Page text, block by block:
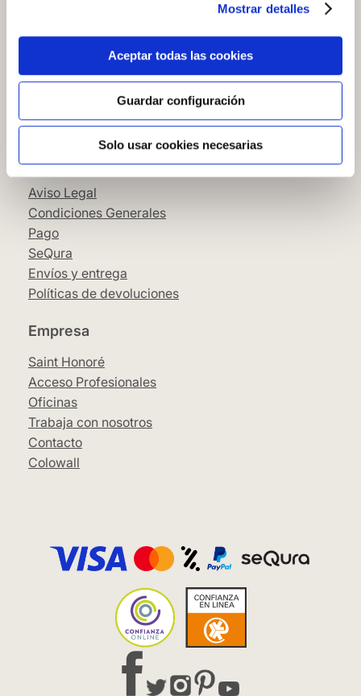
Mostrar detalles
Aceptar todas las cookies
Guardar configuración
Solo usar cookies necesarias
Cómo colocar papel pintado
Simbología del papel pintado
Política de privacidad
Guía de compra
Aviso Legal
Condiciones Generales
Pago
SeQura
Envíos y entrega
Políticas de devoluciones
Empresa
Saint Honoré
Acceso Profesionales
Oficinas
Trabaja con nosotros
Contacto
Colowall